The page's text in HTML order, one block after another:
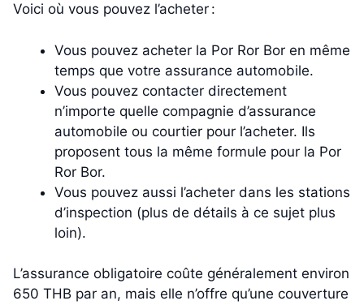
Voici où vous pouvez l’acheter :
Vous pouvez acheter la Por Ror Bor en même
temps que votre assurance automobile.
Vous pouvez contacter directement
n’importe quelle compagnie d’assurance
automobile ou courtier pour l’acheter. Ils
proposent tous la même formule pour la Por
Ror Bor.
Vous pouvez aussi l’acheter dans les stations
d’inspection (plus de détails à ce sujet plus
loin).
L’assurance obligatoire coûte généralement environ
650 THB par an, mais elle n’offre qu’une couverture